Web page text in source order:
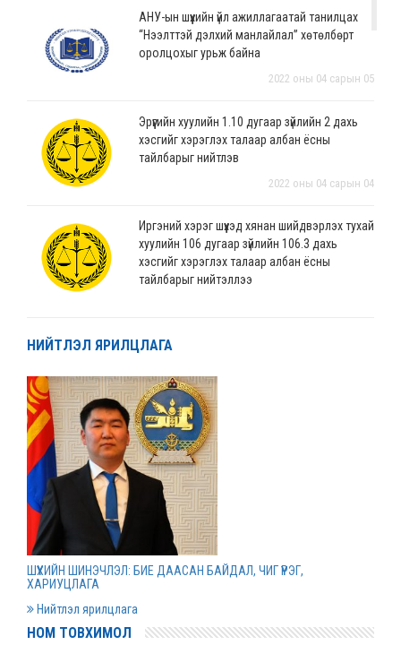
АНУ-ын шүүхийн үйл ажиллагаатай танилцах
“Нээлттэй дэлхий манлайлал” хөтөлбөрт
оролцохыг урьж байна
2022 оны 04 сарын 05
Эрүүгийн хуулийн 1.10 дугаар зүйлийн 2 дахь
хэсгийг хэрэглэх талаар албан ёсны
тайлбарыг нийтлэв
2022 оны 04 сарын 04
Иргэний хэрэг шүүхэд хянан шийдвэрлэх тухай
хуулийн 106 дугаар зүйлийн 106.3 дахь
хэсгийг хэрэглэх талаар албан ёсны
тайлбарыг нийтэллээ
“Монгол Улсын хөгжлийн банк” ХХК-ийн
Дээд шүүхийн нийт шүүгчийн хуралдаан болов
Нээлттэй ажлын байрны зар
2022 оны 03 сарын 31
НИЙТЛЭЛ ЯРИЛЦЛАГА
ШҮҮХИЙН ШИНЭЧЛЭЛ: БИЕ ДААСАН БАЙДАЛ, ЧИГ ҮҮРЭГ,
ХАРИУЦЛАГА
Нийтлэл ярилцлага
НОМ ТОВХИМОЛ